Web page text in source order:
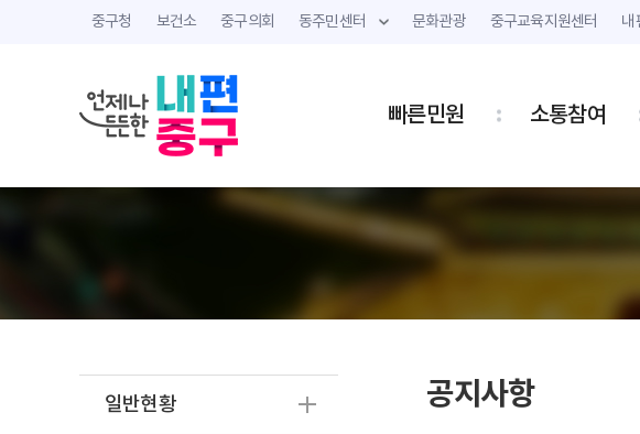
중구청 보건소 중구의회 동주민센터 문화관광 중구교육지원센터 내
빠른민원 소통참여
일반현황 공지사항